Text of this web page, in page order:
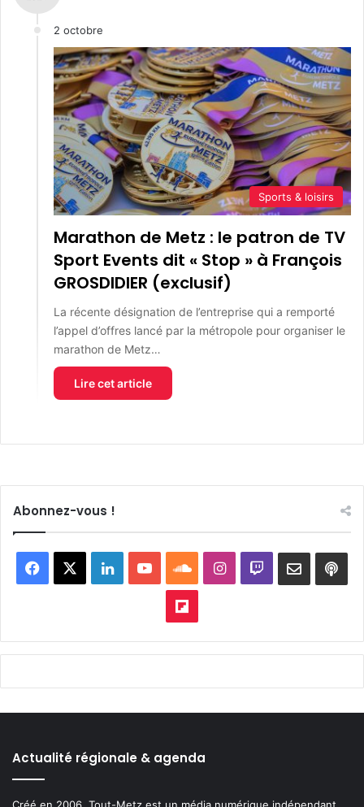
2 octobre
Sports & loisirs
Marathon de Metz : le patron de TV
Sport Events dit « Stop » à François
GROSDIDIER (exclusif)
La récente désignation de l’entreprise qui a remporté
l’appel d’offres lancé par la métropole pour organiser le
marathon de Metz…
Lire cet article
Abonnez-vous !
Facebook LinkedinYouTubeSoundCloud
Instagram
Twitch
Flipboard
Actualité régionale & agenda
Créé en 2006, Tout-Metz est un média numérique indépendant